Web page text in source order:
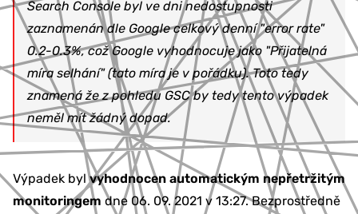
Search Console byl ve dni nedostupnosti
zaznamenán dle Google celkový denní "error rate"
0.2-0.3%, což Google vyhodnocuje jako "Přijatelná
míra selhání" (tato míra je v pořádku). Toto tedy
znamená že z pohledu GSC by tedy tento výpadek
neměl mít žádný dopad.
Výpadek bylvyhodnocen automatickým nepřetržitým
monitoringem dne 06. 09. 2021 v 13:27. Bezprostředně